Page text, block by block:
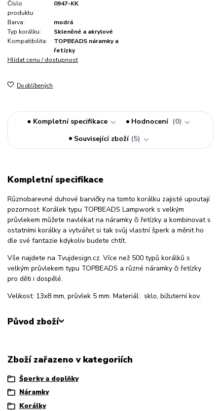
Číslo
produktu:
0947-KK
Barva:
modrá
Typ korálku:
Skleněné a akrylové
Kompatibilita:
TOPBEADS náramky a
řetízky
Hlídat cenu / dostupnost
Do oblíbených
Kompletní specifikace Hodnocení
0
Související zboží 5
Kompletní specifikace
Různobarevné duhové barvičky na tomto korálku zajisté upoutají
pozornost. Korálek typu TOPBEADS Lampwork s velkým
průvlekem můžete navlékat na náramky či řetízky a kombinovat s
ostatními korálky a vytvářet si tak svůj vlastní šperk a měnit ho
dle své fantazie kdykoliv budete chtít.
Vše najdete na Tvujdesign.cz. Více než 500 typů korálků s
velkým průvlekem typu TOPBEADS a různé náramky či řetízky
pro děti i dospělé.
Velikost: 13x8 mm, průvlek 5 mm. Materiál: sklo, bižuterní kov.
Původ zboží
Zboží zařazeno v kategoriích
Šperky a doplňky
Náramky
Korálky